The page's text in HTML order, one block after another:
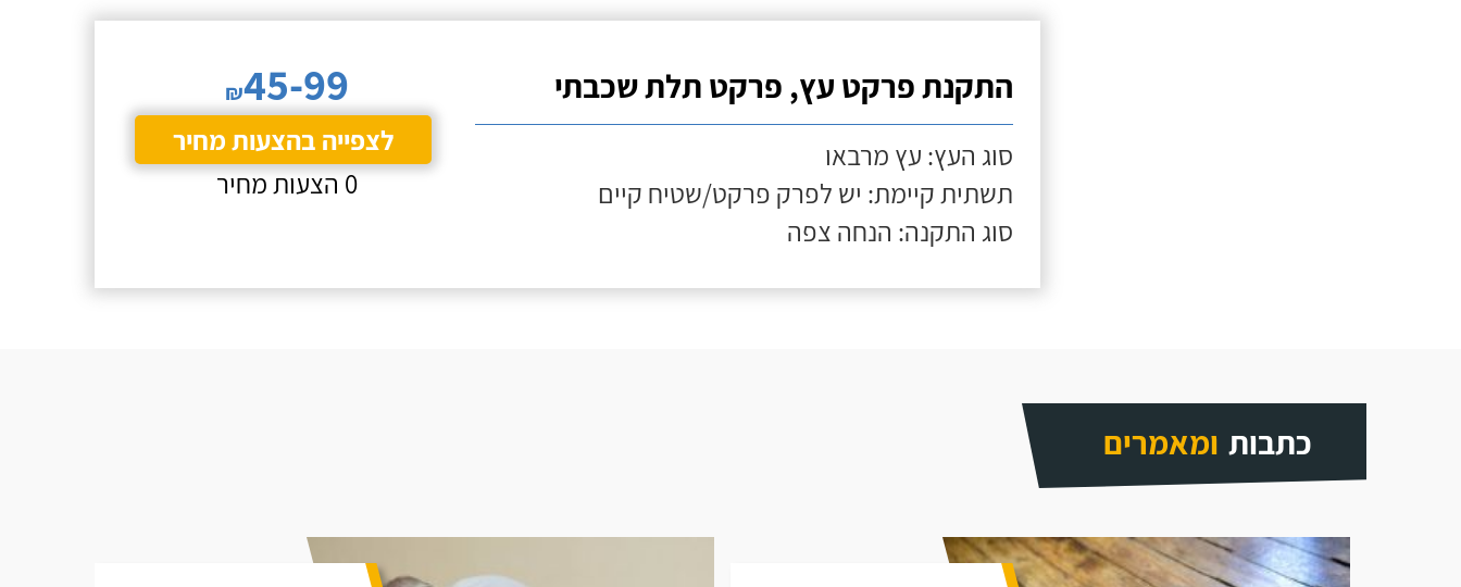
התקנת פרקט עץ, פרקט תלת שכבתי
סוג העץ: עץ מרבאו
תשתית קיימת: יש לפרק פרקט/שטיח קיים
סוג התקנה: הנחה צפה
₪45-99
לצפייה בהצעות מחיר
0 הצעות מחיר
כתבות ומאמרים